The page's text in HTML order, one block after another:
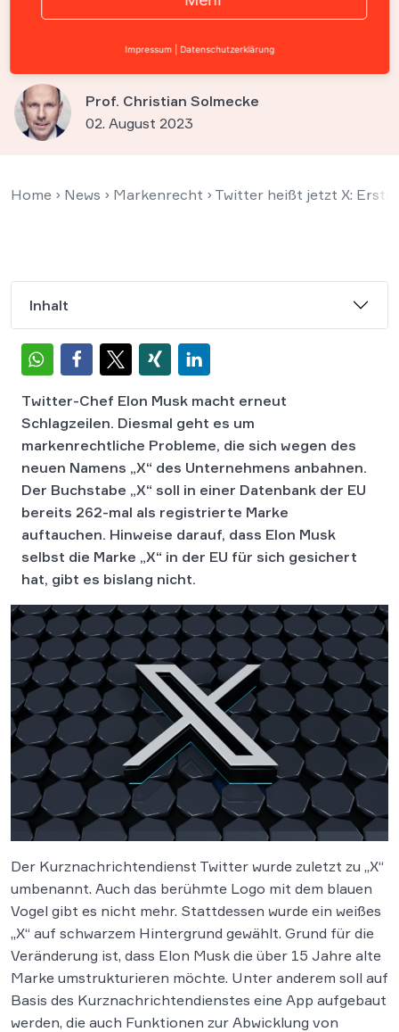
Musk wegen
Markenproblemen in der EU
Prof. Christian Solmecke
02. August 2023
Home › News › Markenrecht › Twitter heißt jetzt X: Erste
Inhalt
Twitter-Chef Elon Musk macht erneut
Schlagzeilen. Diesmal geht es um
markenrechtliche Probleme, die sich wegen des
neuen Namens „X“ des Unternehmens anbahnen.
Der Buchstabe „X“ soll in einer Datenbank der EU
bereits 262-mal als registrierte Marke
auftauchen. Hinweise darauf, dass Elon Musk
selbst die Marke „X“ in der EU für sich gesichert
hat, gibt es bislang nicht.
Der Kurznachrichtendienst Twitter wurde zuletzt zu „X“
umbenannt. Auch das berühmte Logo mit dem blauen
Vogel gibt es nicht mehr. Stattdessen wurde ein weißes
„X“ auf schwarzem Hintergrund gewählt. Grund für die
Veränderung ist, dass Elon Musk die über 15 Jahre alte
Marke umstrukturieren möchte. Unter anderem soll auf
Basis des Kurznachrichtendienstes eine App aufgebaut
werden, die auch Funktionen zur Abwicklung von
Impressum Datenschutzerklärung